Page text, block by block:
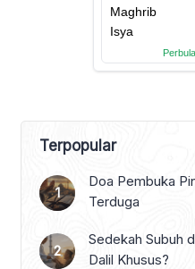
Terpopular
Doa Pembuka
Terduga
Sedekah Subuh
Dalil Khusus?